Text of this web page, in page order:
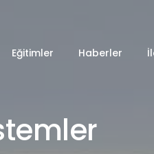
Eğitimler Haberler